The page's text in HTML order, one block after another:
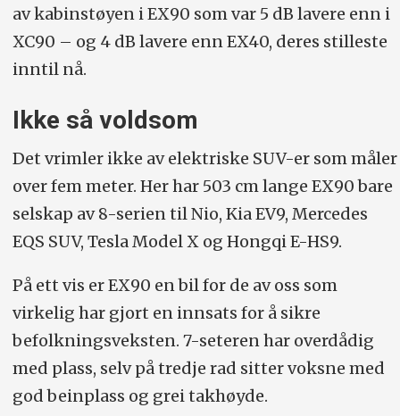
av kabinstøyen i EX90 som var 5 dB lavere enn i
XC90 – og 4 dB lavere enn EX40, deres stilleste
inntil nå.
Ikke så voldsom
Det vrimler ikke av elektriske SUV-er som måler
over fem meter. Her har 503 cm lange EX90 bare
selskap av 8-serien til Nio, Kia EV9, Mercedes
EQS SUV, Tesla Model X og Hongqi E-HS9.
På ett vis er EX90 en bil for de av oss som
virkelig har gjort en innsats for å sikre
befolkningsveksten. 7-seteren har overdådig
med plass, selv på tredje rad sitter voksne med
god beinplass og grei takhøyde.